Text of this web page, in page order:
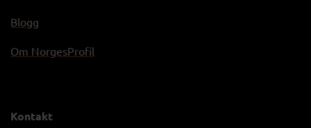
Blogg
Om NorgesProfil
Kontakt